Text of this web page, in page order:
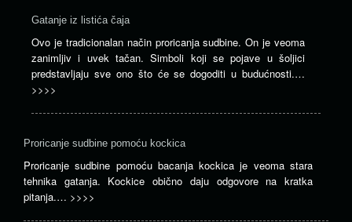
Gatanje iz listića čaja
Ovo je tradicionalan način proricanja sudbine. On je veoma
zanimljiv i uvek tačan. Simboli koji se pojave u šoljici
predstavljaju sve ono što će se dogoditi u budućnosti.…
>>>>
Proricanje sudbine pomoću kockica
Proricanje sudbine pomoću bacanja kockica je veoma stara
tehnika gatanja. Kockice obično daju odgovore na kratka
pitanja.… >>>>